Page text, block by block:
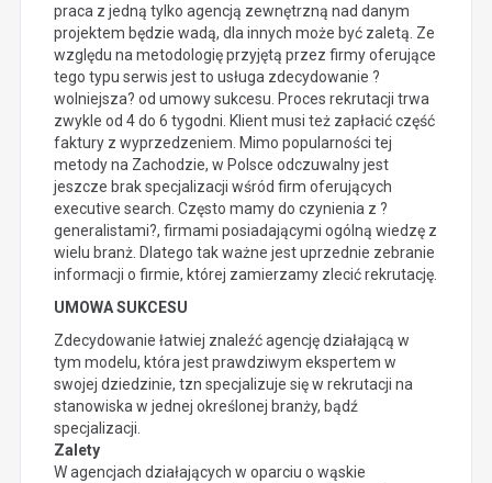
praca z jedną tylko agencją zewnętrzną nad danym
projektem będzie wadą, dla innych może być zaletą. Ze
względu na metodologię przyjętą przez firmy oferujące
tego typu serwis jest to usługa zdecydowanie ?
wolniejsza? od umowy sukcesu. Proces rekrutacji trwa
zwykle od 4 do 6 tygodni. Klient musi też zapłacić część
faktury z wyprzedzeniem. Mimo popularności tej
metody na Zachodzie, w Polsce odczuwalny jest
jeszcze brak specjalizacji wśród firm oferujących
executive search. Często mamy do czynienia z ?
generalistami?, firmami posiadającymi ogólną wiedzę z
wielu branż. Dlatego tak ważne jest uprzednie zebranie
informacji o firmie, której zamierzamy zlecić rekrutację.
UMOWA SUKCESU
Zdecydowanie łatwiej znaleźć agencję działającą w
tym modelu, która jest prawdziwym ekspertem w
swojej dziedzinie, tzn specjalizuje się w rekrutacji na
stanowiska w jednej określonej branży, bądź
specjalizacji.
Zalety
W agencjach działających w oparciu o wąskie